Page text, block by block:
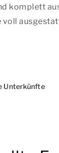
komplett
voll
Unterkünfte